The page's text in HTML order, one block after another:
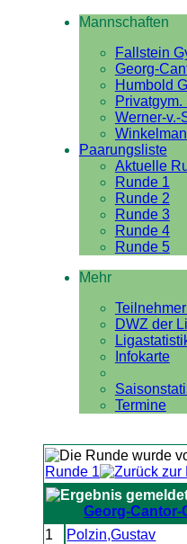
Mannschaften
Fallstein
Georg-
Humbold
Werner-v.-
Paarungsliste
Aktuelle
Runde 1
Runde 2
Runde 3
Runde 4
Runde 5
Mehr
DWZ der
Infokarte
Termine
Runde 1
Georg-Cantor-
1 Polzin,Gustav